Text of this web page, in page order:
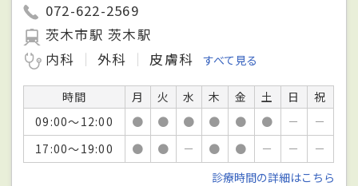
072-622-2569
茨木市駅 茨木駅
内科
外科 皮膚科 すべて見る
時間 月 火 水 木 金 土 日
祝
09:00～12:00
● ● ● ● ● ● －
－
17:00～19:00
● ● － ● ● － －
－
診療時間の詳細はこちら